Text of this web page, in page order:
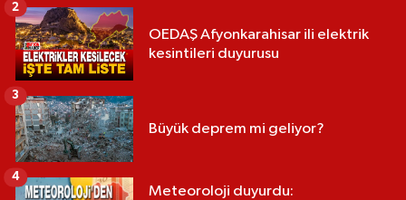
OEDAŞ Afyonkarahisar ili elektrik
kesintileri duyurusu
2
Büyük deprem mi geliyor?
3
Meteoroloji duyurdu:
4